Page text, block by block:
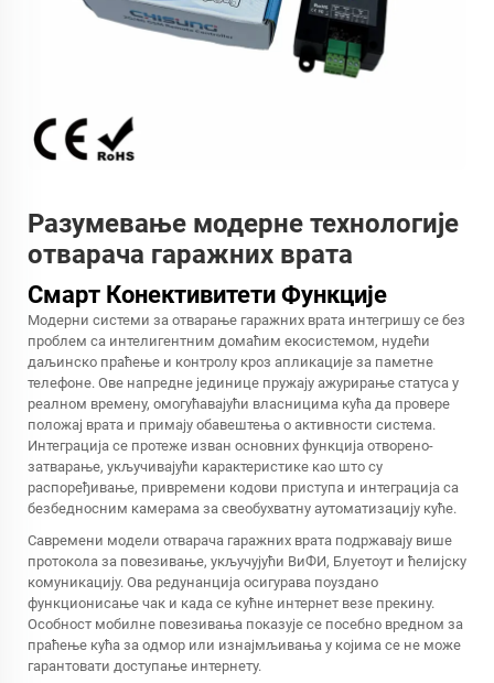
Разумевање модерне технологије
отварача гаражних врата
Смарт Конективитети Функције
Модерни системи за отварање гаражних врата интегришу се без
проблем са интелигентним домаћим екосистемом, нудећи
даљинско праћење и контролу кроз апликације за паметне
телефоне. Ове напредне јединице пружају ажурирање статуса у
реалном времену, омогућавајући власницима кућа да провере
положај врата и примају обавештења о активности система.
Интеграција се протеже изван основних функција отворено-
затварање, укључивајући карактеристике као што су
распоређивање, привремени кодови приступа и интеграција са
безбедносним камерама за свеобухватну аутоматизацију куће.
Савремени модели отварача гаражних врата подржавају више
протокола за повезивање, укључујући ВиФИ, Блуетоут и ћелијску
комуникацију. Ова редунанција осигурава поуздано
функционисање чак и када се кућне интернет везе прекину.
Особност мобилне повезивања показује се посебно вредном за
праћење кућа за одмор или изнајмљивања у којима се не може
гарантовати доступање интернету.